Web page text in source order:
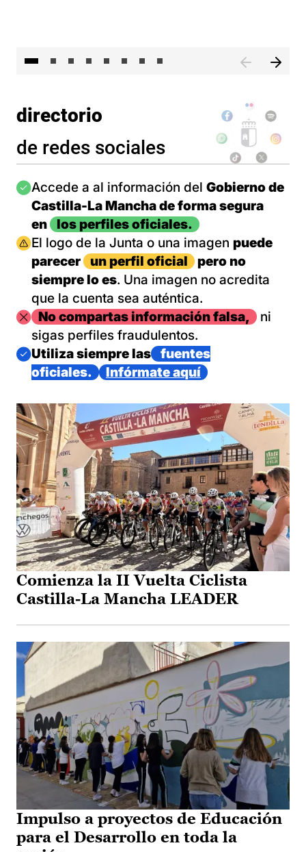
directorio
de redes sociales
Imagen
Accede a al información del Gobierno de
Castilla-La Mancha de forma segura
en
los perfiles oficiales.
Imagen
El logo de la Junta o una imagen puede
parecer
un perfil oficial
pero no
siempre lo es. Una imagen no acredita
que la cuenta sea auténtica.
ImagenNo compartas información falsa,
ni
sigas perfiles fraudulentos.
Imagen
Utiliza siempre las
fuentes
oficiales.
Infórmate aquí
Comienza la II Vuelta Ciclista
Castilla-La Mancha LEADER
Impulso a proyectos de Educación
para el Desarrollo en toda la